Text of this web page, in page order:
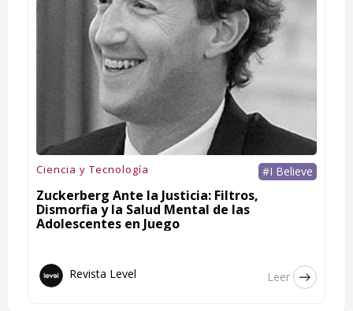
Ciencia y Tecnología #I Believe
Zuckerberg Ante la Justicia: Filtros,
Dismorfia y la Salud Mental de las
Adolescentes en Juego
Revista Level Leer